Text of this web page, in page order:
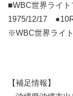
■WBC世界ライ
1975/12/17
※WBC世界ライ
【補足情報】